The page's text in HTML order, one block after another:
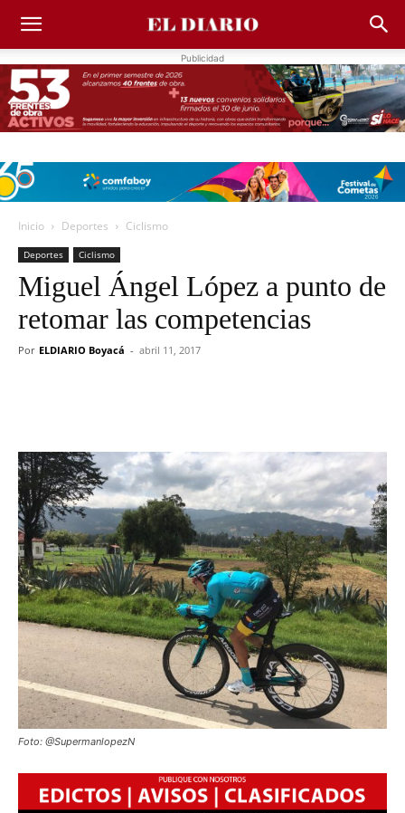
Publicidad
Inicio Deportes Ciclismo
Deportes Ciclismo
Miguel Ángel López a punto de
retomar las competencias
Por ELDIARIO Boyacá - abril 11, 2017
Foto: @SupermanlopezN